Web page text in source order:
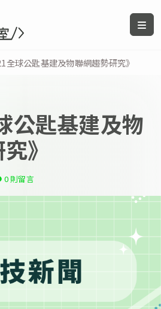
全球公匙基建及物聯網趨勢研究》
0 則留言
公匙基建及物
》